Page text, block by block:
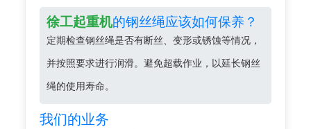
徐工起重机的钢丝绳应该如何保养？
定期检查钢丝绳是否有断丝、变形或锈蚀等情况，
并按照要求进行润滑。避免超载作业，以延长钢丝
绳的使用寿命。
我们的业务